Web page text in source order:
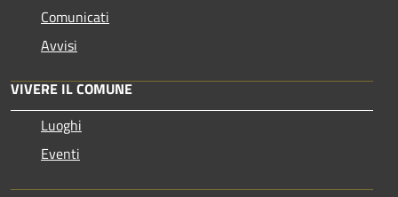
Comunicati
Avvisi
VIVERE IL COMUNE
Luoghi
Eventi